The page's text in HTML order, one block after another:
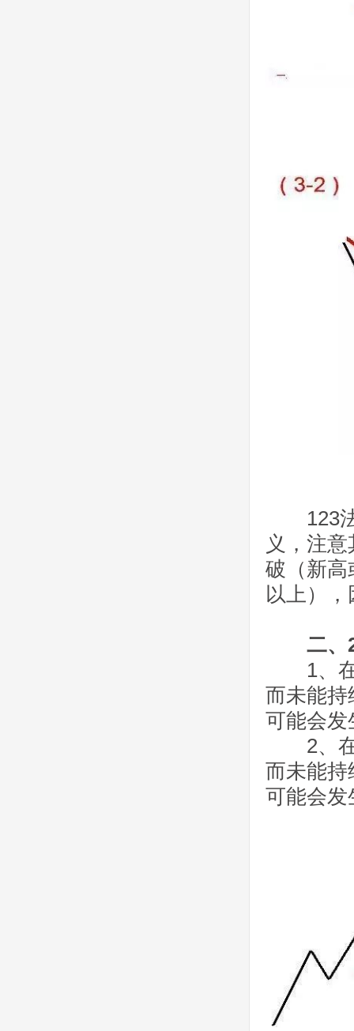
123法
义，注
破（新高
以上）
二、
1、在
而未能持
可能会发
2、在
而未能持
可能会发